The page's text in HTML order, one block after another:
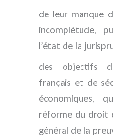
de leur manque
incomplétude,
l’état de la
des objectifs
français et de
économiques,
réforme du droit
général de la